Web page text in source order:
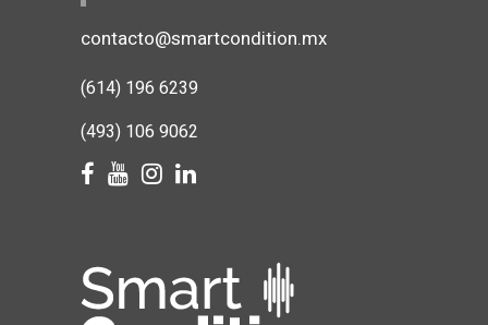
contacto@smartcondition.mx
(614) 196 6239
(493) 106 9062